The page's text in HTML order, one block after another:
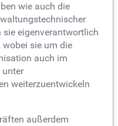
wie auch die
sie eigenverantwortlich
sie um die
auch im
unter
weiterzuentwickeln
außerdem